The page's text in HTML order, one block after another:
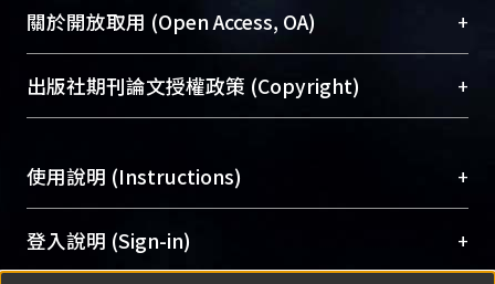
成果。
To permanently archive and promote researcher
profiles and scholarly works, Library integrates the
services of “NTU Repository” with “Academic
Sciences Library)
關於開放取用 (Open Access, OA) +
開放取用是從使用者角度提升資訊取用性的社會運
動，應用在學術研究上是透過將研究著作公開供使
用逐年攀升。同時可加速研究發展、提升研究影響
Archive）平台。 （點選深入了解OA）
出版社期刊論文授權政策 (Copyright) +
含部分內容的版權非匯入者所有，或由第三方贊
助與合作完成，請確認該版權所有者及第三方同
意提供此授權。
Please represent that the submission is your
使用說明 (Instructions) +
網站簡介(Quickstart Guide)
使用手冊(Instruction Manual)
登入說明 (Sign-in) +